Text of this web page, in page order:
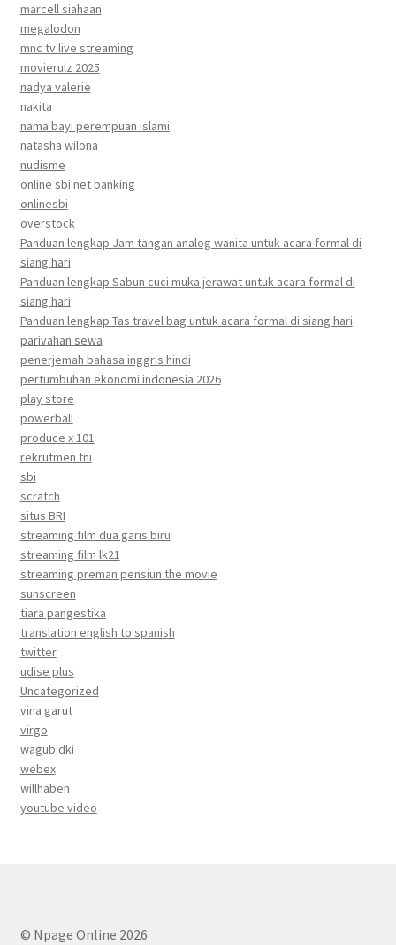
marcell siahaan
megalodon
mnc tv live streaming
movierulz 2025
nadya valerie
nakita
nama bayi perempuan islami
natasha wilona
nudisme
online sbi net banking
onlinesbi
overstock
Panduan lengkap Jam tangan analog wanita untuk acara formal di
siang hari
Panduan lengkap Sabun cuci muka jerawat untuk acara formal di
siang hari
Panduan lengkap Tas travel bag untuk acara formal di siang hari
parivahan sewa
penerjemah bahasa inggris hindi
pertumbuhan ekonomi indonesia 2026
play store
powerball
produce x 101
rekrutmen tni
sbi
scratch
situs BRI
streaming film dua garis biru
streaming film lk21
streaming preman pensiun the movie
sunscreen
tiara pangestika
translation english to spanish
twitter
udise plus
Uncategorized
vina garut
virgo
wagub dki
webex
willhaben
youtube video
© Npage Online 2026